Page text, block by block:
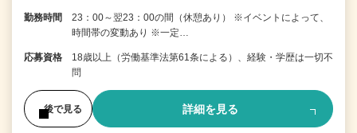
勤務時間
23：00～翌23：00の間（休憩あり） ※イベントによって、
時間帯の変動あり ※一定…
応募資格
18歳以上（労働基準法第61条による）、経験・学歴は一切不
問
後で見る 詳細を見る